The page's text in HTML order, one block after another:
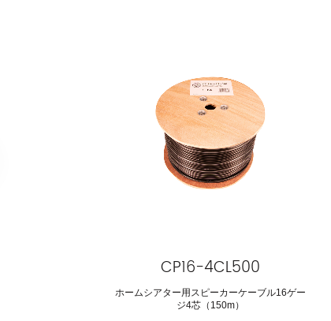
CP16-4CL500
ホームシアター用スピーカーケーブル16ゲー
ジ4芯（150m）